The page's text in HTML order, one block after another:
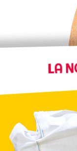
LA